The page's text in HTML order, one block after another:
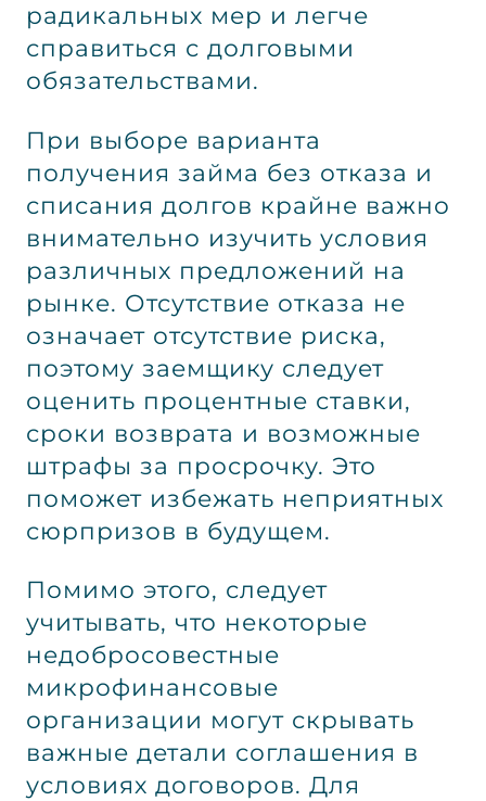
радикальных мер и легче
справиться с долговыми
обязательствами.
При выборе варианта
получения займа без отказа и
списания долгов крайне важно
внимательно изучить условия
различных предложений на
рынке. Отсутствие отказа не
означает отсутствие риска,
поэтому заемщику следует
оценить процентные ставки,
сроки возврата и возможные
штрафы за просрочку. Это
поможет избежать неприятных
сюрпризов в будущем.
Помимо этого, следует
учитывать, что некоторые
недобросовестные
микрофинансовые
организации могут скрывать
важные детали соглашения в
условиях договоров. Для